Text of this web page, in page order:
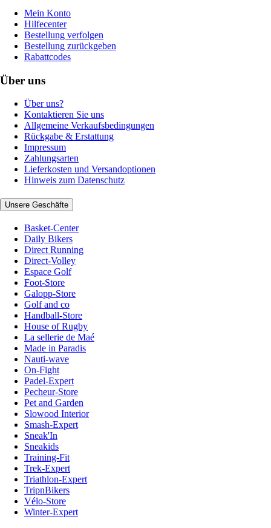
Mein Konto
Hilfecenter
Bestellung verfolgen
Bestellung zurückgeben
Rabattcodes
Über uns
Über uns?
Kontaktieren Sie uns
Allgemeine Verkaufsbedingungen
Rückgabe & Erstattung
Impressum
Zahlungsarten
Lieferkosten und Versandoptionen
Hinweis zum Datenschutz
Unsere Geschäfte
Basket-Center
Daily Bikers
Direct Running
Direct-Volley
Espace Golf
Foot-Store
Galopp-Store
Golf and co
Handball-Store
House of Rugby
La sellerie de Maé
Made in Paradis
Nauti-wave
On-Fight
Padel-Expert
Pecheur-Store
Pet and Garden
Slowood Interior
Smash-Expert
Sneak'In
Sneakids
Training-Fit
Trek-Expert
Triathlon-Expert
TripnBikers
Vélo-Store
Winter-Expert